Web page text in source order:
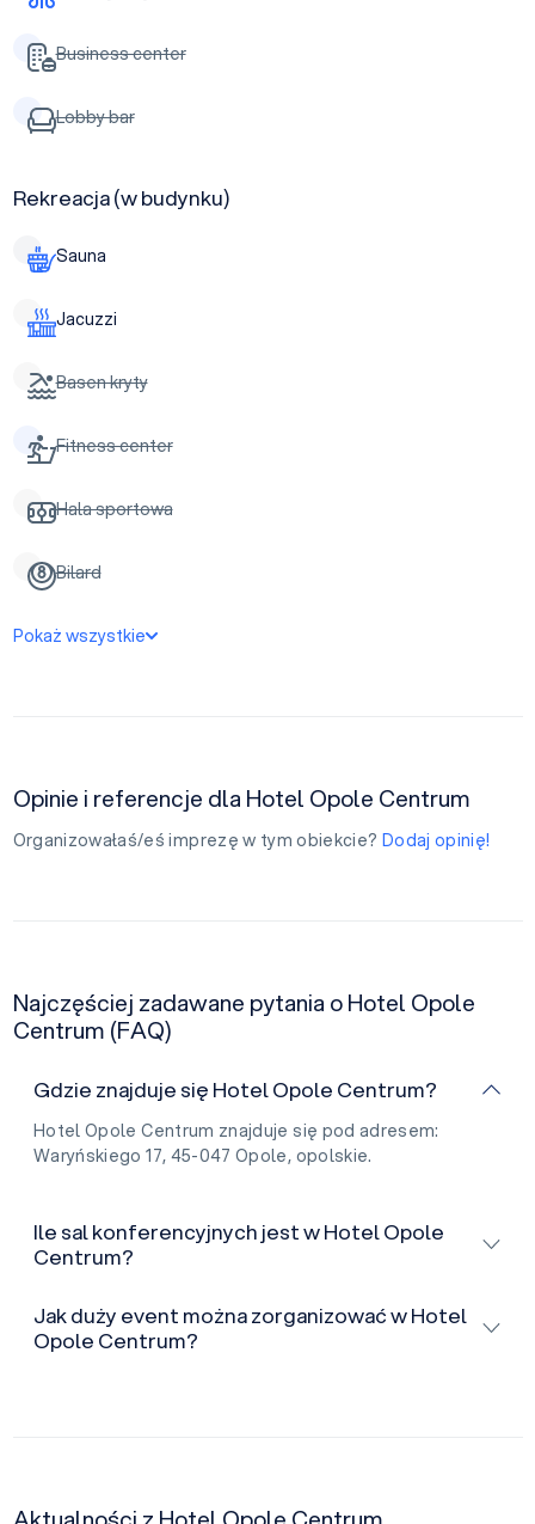
Business center
Lobby bar
Rekreacja (w budynku)
Sauna
Jacuzzi
Basen kryty
Fitness center
Hala sportowa
Bilard
Pokaż wszystkie
Opinie i referencje dla Hotel Opole Centrum
Organizowałaś/eś imprezę w tym obiekcie? Dodaj opinię!
Najczęściej zadawane pytania o Hotel Opole
Centrum (FAQ)
Gdzie znajduje się Hotel Opole Centrum?
Hotel Opole Centrum znajduje się pod adresem:
Waryńskiego 17, 45-047 Opole, opolskie.
Ile sal konferencyjnych jest w Hotel Opole
Centrum?
Jak duży event można zorganizować w Hotel
Opole Centrum?